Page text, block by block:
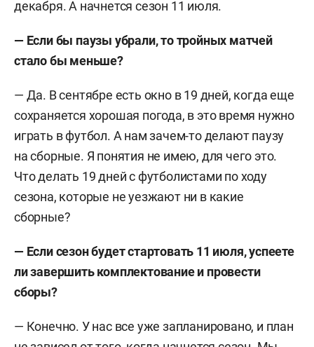
декабря. А начнется сезон 11 июля.
— Если бы паузы убрали, то тройных матчей
стало бы меньше?
— Да. В сентябре есть окно в 19 дней, когда еще
сохраняется хорошая погода, в это время нужно
играть в футбол. А нам зачем-то делают паузу
на сборные. Я понятия не имею, для чего это.
Что делать 19 дней с футболистами по ходу
сезона, которые не уезжают ни в какие
сборные?
— Если сезон будет стартовать 11 июля, успеете
ли завершить комплектование и провести
сборы?
— Конечно. У нас все уже запланировано, и план